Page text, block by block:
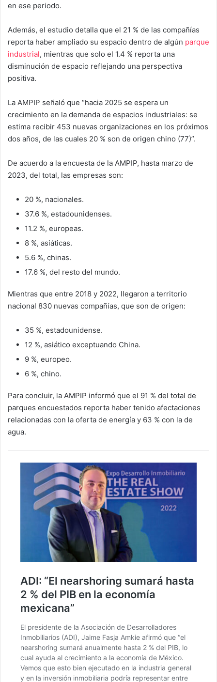
en ese periodo.
Además, el estudio detalla que el 21 % de las compañías
reporta haber ampliado su espacio dentro de algún parque
industrial, mientras que solo el 1.4 % reporta una
disminución de espacio reflejando una perspectiva
positiva.
La AMPIP señaló que “hacia 2025 se espera un
crecimiento en la demanda de espacios industriales: se
estima recibir 453 nuevas organizaciones en los próximos
dos años, de las cuales 20 % son de origen chino (77)”.
De acuerdo a la encuesta de la AMPIP, hasta marzo de
2023, del total, las empresas son:
20 %, nacionales.
37.6 %, estadounidenses.
11.2 %, europeas.
8 %, asiáticas.
5.6 %, chinas.
17.6 %, del resto del mundo.
Mientras que entre 2018 y 2022, llegaron a territorio
nacional 830 nuevas compañías, que son de origen:
35 %, estadounidense.
12 %, asiático exceptuando China.
9 %, europeo.
6 %, chino.
Para concluir, la AMPIP informó que el 91 % del total de
parques encuestados reporta haber tenido afectaciones
relacionadas con la oferta de energía y 63 % con la de
agua.